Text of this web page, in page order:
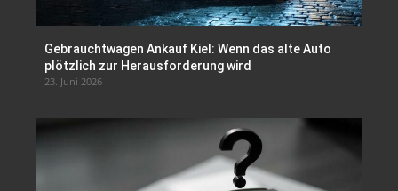
Gebrauchtwagen Ankauf Kiel: Wenn das alte Auto
plötzlich zur Herausforderung wird
23. Juni 2026